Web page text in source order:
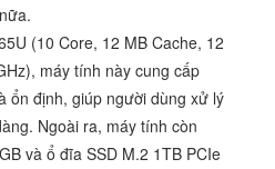
(10 Core, 12 MB Cache, 12
máy tính này cung cấp
ổn định, giúp người dùng xử lý
Ngoài ra, máy tính còn
và ổ đĩa SSD M.2 1TB PCIe